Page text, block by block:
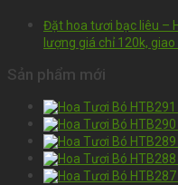
Đặt hoa tươi bạc liêu –
lượng giá chỉ 120k,
Sản phẩm mới